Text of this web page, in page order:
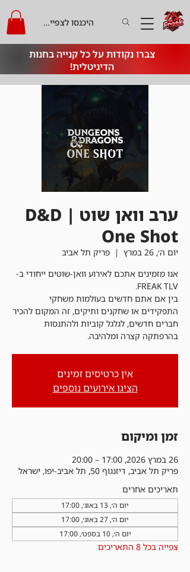
צברו נקודות על כל קנייה בחנות
הדיגיטלית!
היכנסו לצפייה בקרדיט
ערב וואן שוט | D&D
One Shot
יום ה׳, 26 במרץ
  |
פריק תל אביב
אנו מזמינים אתכם לאירוע וואן-שוטים ייחודי ב-
בין אם אתם חדשים בעולמות משחקי
התפקידים או שחקנים ותיקים, זה המקום להכיר
חברים חדשים, לגלגל קוביות ולהתנסות
בהרפתקה קצרה ומלהיבה.
אין כרטיסים זמינים
הציגו אירועים נוספים
זמן ומיקום
26 במרץ 2026, 17:00 – 20:00
פריק תל אביב, דיזנגוף 50, תל אביב-יפו, ישראל
תאריכים אחרים
יום ה׳, 13 באוג׳, 17:00
יום ה׳, 27 באוג׳, 17:00
יום ה׳, 10 בספט׳, 17:00
צפייה בכל 8 התאריכים